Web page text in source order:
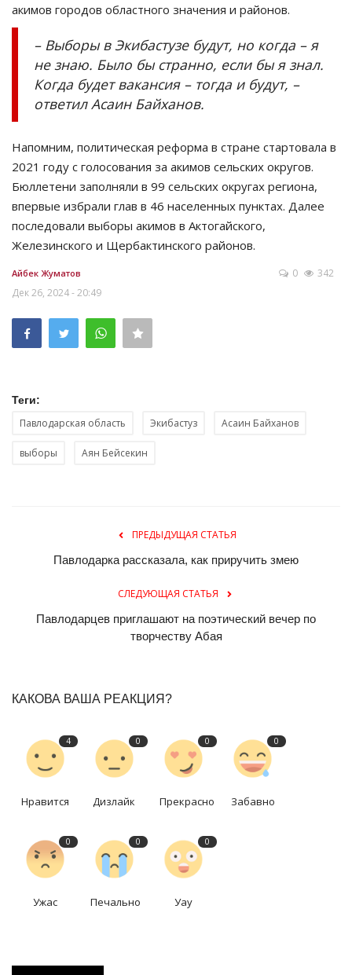
акимов городов областного значения и районов.
– Выборы в Экибастузе будут, но когда – я
не знаю. Было бы странно, если бы я знал.
Когда будет вакансия – тогда и будут, –
ответил Асаин Байханов.
Напомним, политическая реформа в стране стартовала в
2021 году с голосования за акимов сельских округов.
Бюллетени заполняли в 99 сельских округах региона,
впервые избрали глав в 46 населенных пунктах. Далее
последовали выборы акимов в Актогайского,
Железинского и Щербактинского районов.
Айбек Жуматов
Дек 26, 2024 - 20:49
0 342
Теги:
Павлодарская область Экибастуз Асаин Байханов
выборы Аян Бейсекин
ПРЕДЫДУЩАЯ СТАТЬЯ
Павлодарка рассказала, как приручить змею
СЛЕДУЮЩАЯ СТАТЬЯ
Павлодарцев приглашают на поэтический вечер по
творчеству Абая
КАКОВА ВАША РЕАКЦИЯ?
4
Нравится
0
Дизлайк
0
Прекрасно
0
Забавно
0
Ужас
0
Печально
0
Уау